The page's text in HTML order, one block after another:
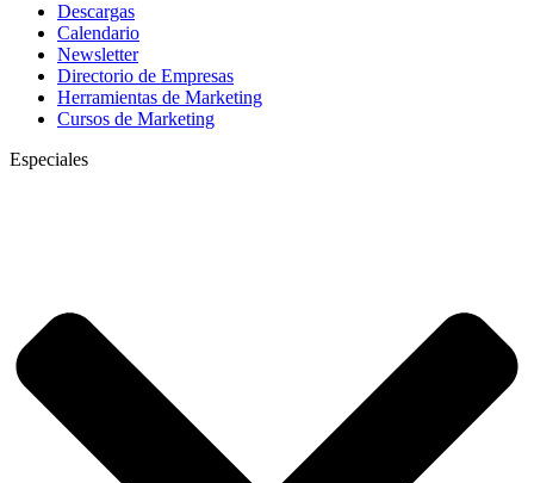
Descargas
Calendario
Newsletter
Directorio de Empresas
Herramientas de Marketing
Cursos de Marketing
Especiales